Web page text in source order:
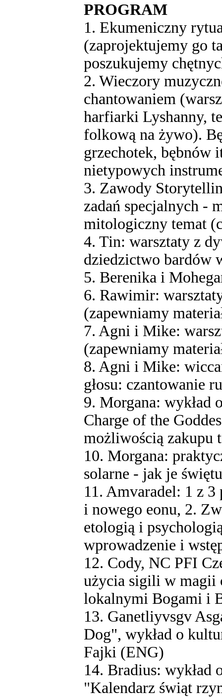
PROGRAM
1. Ekumeniczny
(zaprojektujemy go
poszukujemy
2. Wieczory
chantowaniem
harfiarki Lyshanny,
folkową na żywo).
grzechotek, bębnów
nietypowych
3. Zawody
zadań specjalnych -
mitologiczny temat
4. Tin: warsztaty z
dziedzictwo bardów
5. Berenika i
6. Rawimir:
(zapewniamy
7. Agni i Mike:
(zapewniamy
8. Agni i Mike:
głosu: czantowanie
9. Morgana: wykład
Charge of the
możliwością zakupu
10. Morgana:
solarne - jak je
11. Amvaradel: 1 z
i nowego eonu, 2.
etologią i
wprowadzenie i
12. Cody, NC PFI
użycia sigili w magii
lokalnymi Bogami i
13. Ganetliyvsgv
Dog", wykład o
Fajki (ENG)
14. Bradius: wykład
"Kalendarz świąt